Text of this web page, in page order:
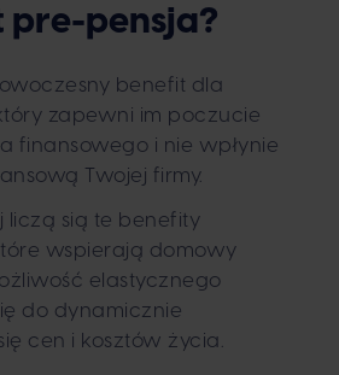
pre-pensja?
benefit dla
zapewni im poczucie
finansowego i nie wpłynie
Twojej firmy.
liczą sią te benefity
wspierają domowy
elastycznego
do dynamicznie
cen i kosztów życia.